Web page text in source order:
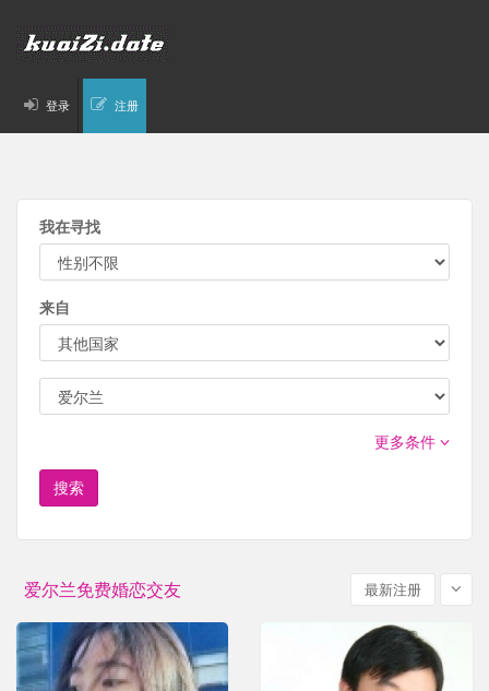
登录 注册
我在寻找
来自
更多条件
搜索
爱尔兰免费婚恋交友 最新注册